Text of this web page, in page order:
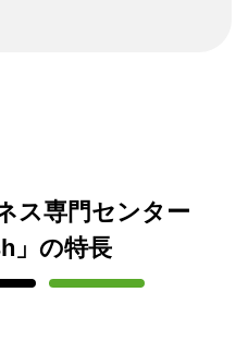
ス専門センター
」の特長